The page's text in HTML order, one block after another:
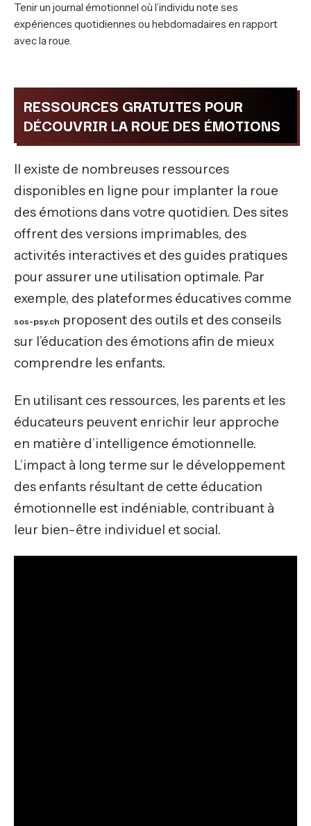
Tenir un journal émotionnel où l’individu note ses
expériences quotidiennes ou hebdomadaires en rapport
avec la roue.
RESSOURCES GRATUITES POUR
DÉCOUVRIR LA ROUE DES ÉMOTIONS
Il existe de nombreuses ressources
disponibles en ligne pour implanter la roue
des émotions dans votre quotidien. Des sites
offrent des versions imprimables, des
activités interactives et des guides pratiques
pour assurer une utilisation optimale. Par
exemple, des plateformes éducatives comme
sos-psy.ch proposent des outils et des conseils
sur l’éducation des émotions afin de mieux
comprendre les enfants.
En utilisant ces ressources, les parents et les
éducateurs peuvent enrichir leur approche
en matière d’intelligence émotionnelle.
L’impact à long terme sur le développement
des enfants résultant de cette éducation
émotionnelle est indéniable, contribuant à
leur bien-être individuel et social.